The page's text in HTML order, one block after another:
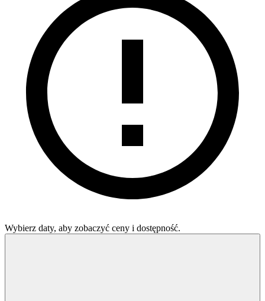
Wybierz daty, aby zobaczyć ceny i dostępność.